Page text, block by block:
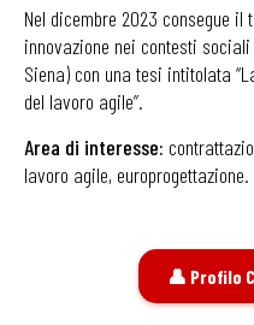
Nel dicembre 2023 consegue il
innovazione nei contesti
Siena) con una tesi intitolata
del lavoro agile”.
Area di interesse:
lavoro agile, europrogettazione.
👤 Profilo